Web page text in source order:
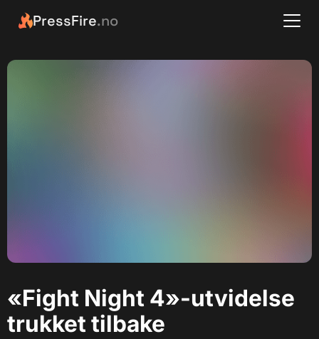
PressFire.no
«Fight Night 4»-utvidelse
trukket tilbake